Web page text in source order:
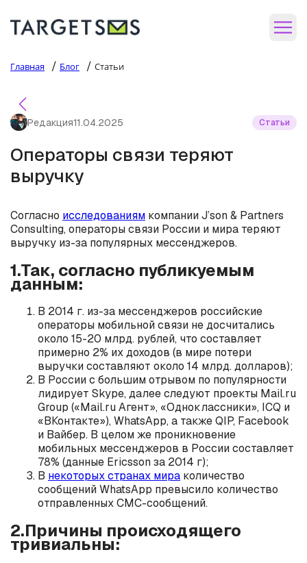
Главная / Блог / Статьи
Редакция11.04.2025 Статьи
Операторы связи теряют
выручку
Согласно исследованиям компании J’son & Partners
Consulting, операторы связи России и мира теряют
выручку из-за популярных мессенджеров.
1.Так, согласно публикуемым
данным:
В 2014 г. из-за мессенджеров российские
операторы мобильной связи не досчитались
около 15-20 млрд. рублей, что составляет
примерно 2% их доходов (в мире потери
выручки составляют около 14 млрд. долларов);
В России с большим отрывом по популярности
лидирует Skype, далее следуют проекты Mail.ru
Group («Mail.ru Агент», «Одноклассники», ICQ и
«ВКонтакте»), WhatsApp, а также QIP, Facebook
и Вайбер. В целом же проникновение
мобильных мессенджеров в России составляет
78% (данные Ericsson за 2014 г);
В некоторых странах мира количество
сообщений WhatsApp превысило количество
отправленных СМС-сообщений.
2.Причины происходящего
тривиальны: